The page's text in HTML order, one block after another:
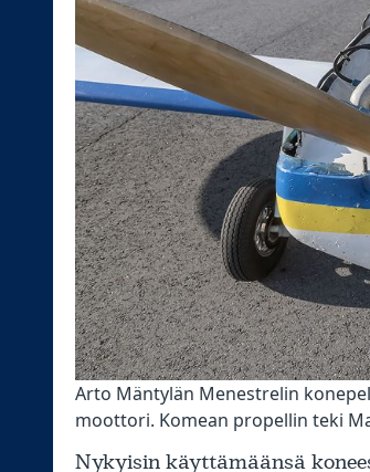
Arto Mäntylän Menestrelin
moottori. Komean propellin teki
Nykyisin käyttämäänsä